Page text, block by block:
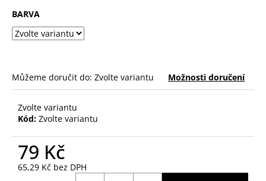
BARVA
Můžeme doručit do: Zvolte variantu Možnosti doručení
Zvolte variantu
Kód: Zvolte variantu
79 Kč
65,29 Kč bez DPH
o
r
u
j
e
m
e
PILNÍK
NA